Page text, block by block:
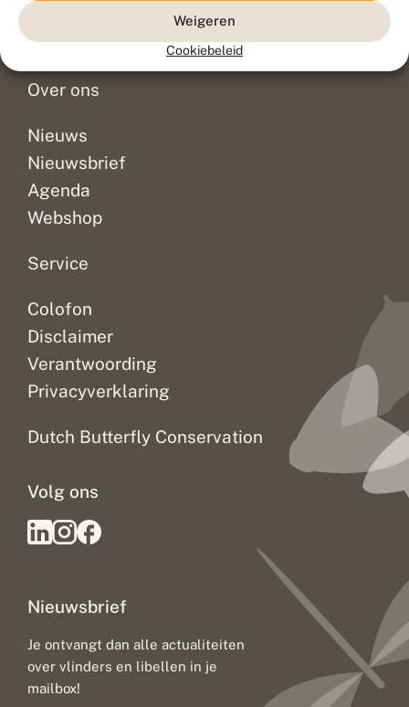
Weigeren
Cookiebeleid
Doneer
Over ons
Nieuws
Nieuwsbrief
Agenda
Webshop
Service
Colofon
Disclaimer
Verantwoording
Privacyverklaring
Dutch Butterfly Conservation
Nieuwsbrief
Je ontvangt dan alle actualiteiten
over vlinders en libellen in je
mailbox!
Volg ons